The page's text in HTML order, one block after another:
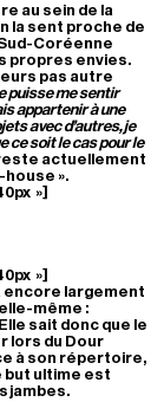
au sein de la
la sent proche de
Sud-Coréenne
propres envies.
pas autre
puisse me sentir
appartenir à une
avec d’autres, je
ce soit le cas pour le
actuellement
house ».
»]
»]
encore largement
même :
sait donc que le
lors du Dour
à son répertoire,
but ultime est
jambes.